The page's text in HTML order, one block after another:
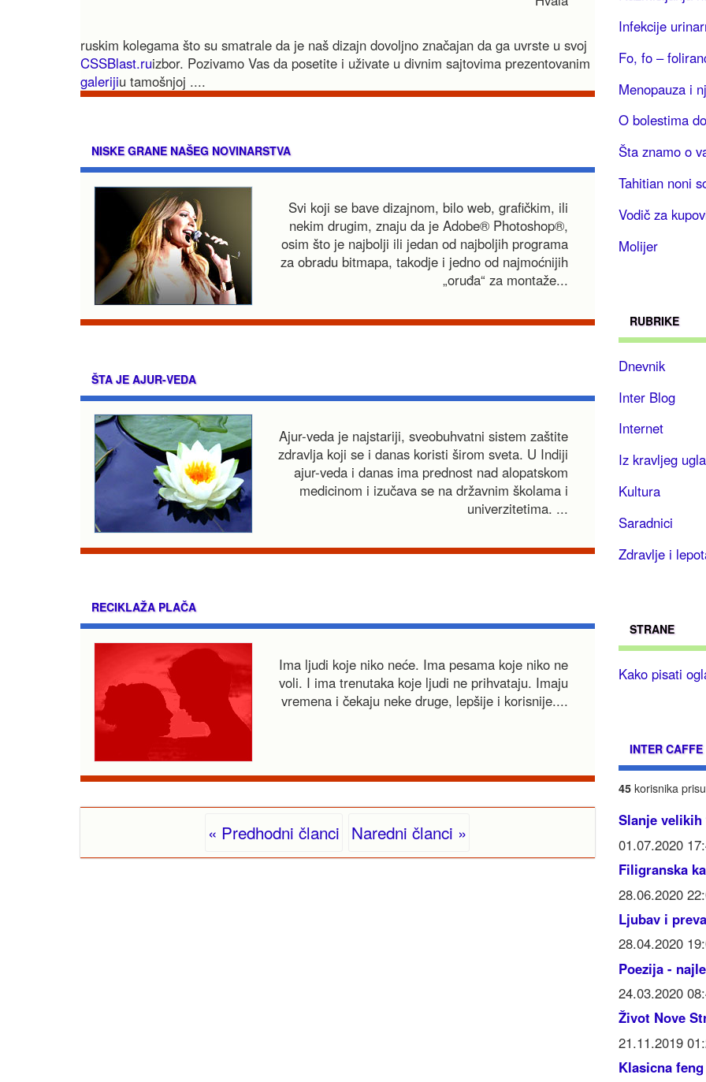
ruskim kolegama što su smatrale da je naš dizajn dovoljno značajan da ga uvrste u svoj
izbor. Pozivamo Vas da posetite
CSSBlast.ru
i uživate u divnim sajtovima prezentovanim
u tamošnjoj
galeriji ....
NISKE GRANE NAŠEG NOVINARSTVA
Svi koji se bave dizajnom, bilo web, grafičkim, ili
nekim drugim, znaju da je Adobe® Photoshop®,
osim što je najbolji ili jedan od najboljih programa
za obradu bitmapa, takodje i jedno od najmoćnijih
„oruđa“ za montaže...
ŠTA JE AJUR-VEDA
Ajur-veda je najstariji, sveobuhvatni sistem zaštite
zdravlja koji se i danas koristi širom sveta. U Indiji
ajur-veda i danas ima prednost nad alopatskom
medicinom i izučava se na državnim školama i
univerzitetima. ...
RECIKLAŽA PLAČA
Ima ljudi koje niko neće. Ima pesama koje niko ne
voli. I ima trenutaka koje ljudi ne prihvataju. Imaju
vremena i čekaju neke druge, lepšije i korisnije....
« Predhodni članci Naredni članci »
Infekcije
Fo, fo –
Menopauza i
O bolestima
Šta znamo o
Tahitian noni
Vodič za
Molijer
RUBRIKE
Dnevnik
Inter Blog
Internet
Iz kravljeg ugla
Kultura
Saradnici
Zdravlje i
STRANE
Kako pisati
INTER CAFFE
45korisnika
Slanje
01.07.2020
Filigranska
28.06.2020
Ljubav i
28.04.2020
Poezija -
24.03.2020
Život Nove
21.11.2019
Klasicna